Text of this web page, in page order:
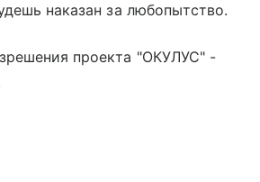
наказан за любопытство.
проекта "ОКУЛУС" -